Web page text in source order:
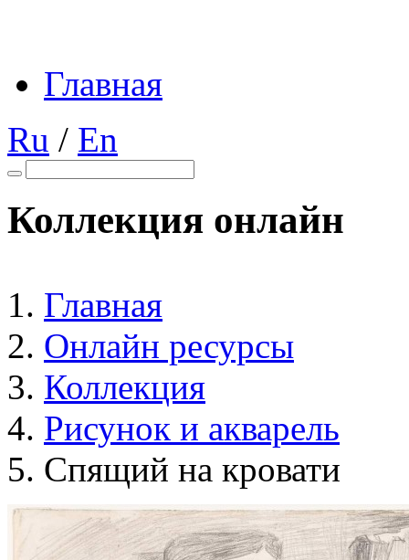
Главная
Ru / En
Коллекция онлайн
Главная
Онлайн ресурсы
Коллекция
Рисунок и акварель
Спящий на кровати